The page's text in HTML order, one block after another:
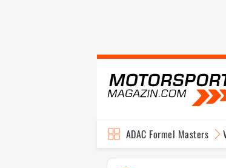
ADAC Formel Masters